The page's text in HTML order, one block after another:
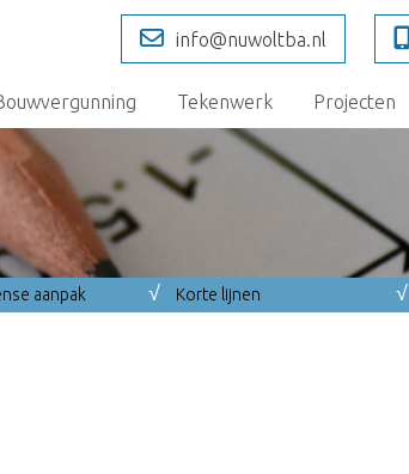
info@nuwoltba.nl
Tekenwerk Projecten
aanpak √ Korte lijnen √